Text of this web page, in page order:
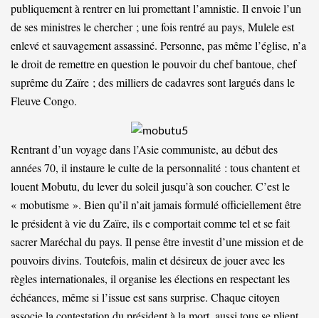
publiquement à rentrer en lui promettant l’amnistie. Il envoie l’un
de ses ministres le chercher ; une fois rentré au pays, Mulele est
enlevé et sauvagement assassiné. Personne, pas même l’église, n’a
le droit de remettre en question le pouvoir du chef bantoue, chef
suprême du Zaïre ; des milliers de cadavres sont largués dans le
Fleuve Congo.
Rentrant d’un voyage dans l’Asie communiste, au début des
années 70, il instaure le culte de la personnalité : tous chantent et
louent Mobutu, du lever du soleil jusqu’à son coucher. C’est le
« mobutisme ». Bien qu’il n’ait jamais formulé officiellement être
le président à vie du Zaïre, ils e comportait comme tel et se fait
sacrer Maréchal du pays. Il pense être investit d’une mission et de
pouvoirs divins. Toutefois, malin et désireux de jouer avec les
règles internationales, il organise les élections en respectant les
échéances, même si l’issue est sans surprise. Chaque citoyen